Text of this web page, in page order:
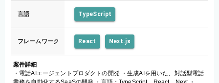
言語 TypeScript
フレームワーク React Next.js
案件詳細
・電話AIエージェントプロダクトの開発 ・生成AIを用いた、対話型電話